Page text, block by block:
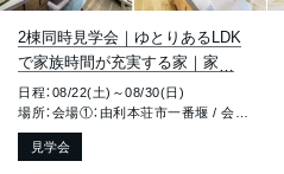
2棟同時見学会｜ゆとりあるLDK
で家族時間が充実する家｜家事
ラク動線と豊富な収納の平屋｜
由利本荘市一番堰＆薬師堂
日程：08/22(土)～08/30(日)
見学会